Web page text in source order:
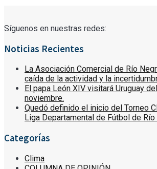
Síguenos en nuestras redes:
Noticias Recientes
La Asociación Comercial de Río
caída de la actividad y la
El papa León XIV visitará Uruguay
noviembre.
Quedó definido el inicio del Torneo
Liga Departamental de Fútbol de Río
Categorías
Clima